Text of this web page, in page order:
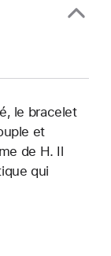
le bracelet
et
de H. Il
qui